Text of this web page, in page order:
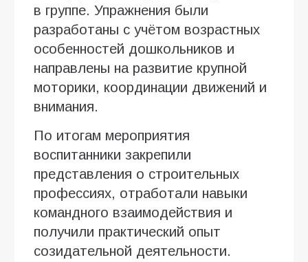
в группе. Упражнения были
разработаны с учётом возрастных
особенностей дошкольников и
направлены на развитие крупной
моторики, координации движений и
внимания.
По итогам мероприятия
воспитанники закрепили
представления о строительных
профессиях, отработали навыки
командного взаимодействия и
получили практический опыт
созидательной деятельности.